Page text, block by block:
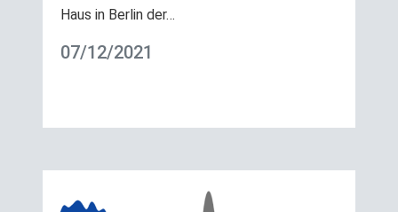
Haus in Berlin der…
07/12/2021